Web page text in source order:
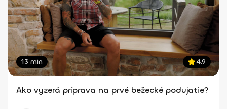
13 min 4.9
Ako vyzerá príprava na prvé bežecké podujatie?